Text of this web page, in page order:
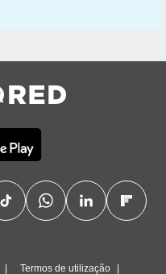
Termos de utilização